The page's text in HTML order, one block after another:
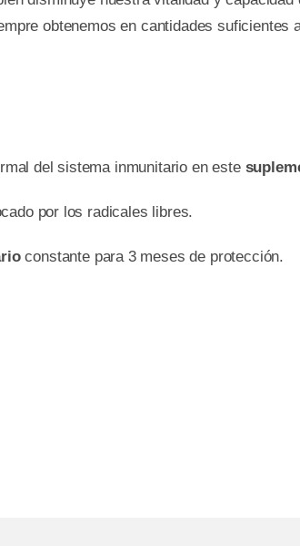
obtenemos en cantidades suficientes
del sistema inmunitario en este
por los radicales libres.
constante para 3 meses de protección.